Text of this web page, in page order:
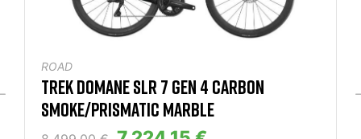
GIANT TCR ADVANCED PRO 0
6.599,00 €